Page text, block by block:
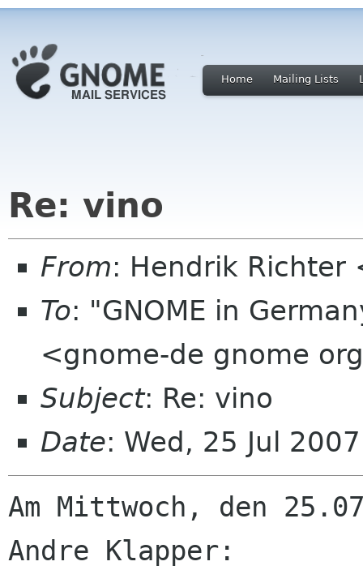
Home Mailing Lists
Re: vino
From: Hendrik
To: "GNOME in
<gnome-de gnome
Subject: Re: vino
Date: Wed, 25 Jul
Am Mittwoch, den
Andre Klapper: